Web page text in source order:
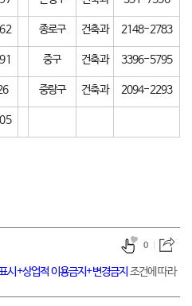
종로구 건축과 2148-2783
중구 건축과 3396-5795
중랑구 건축과 2094-2293
시+상업적 이용금지+변경금지 조건에 따라
0